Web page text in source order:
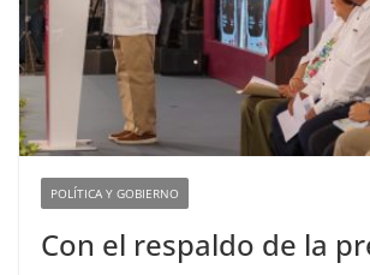
POLÍTICA Y GOBIERNO
Con el respaldo de la